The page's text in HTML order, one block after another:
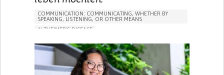
COMMUNICATION: COMMUNICATING, WHETHER BY
SPEAKING, LISTENING, OR OTHER MEANS
ALZHEIMER'S DISEASE
MEMORY LOSS
PROMOTING SELF-MANAGEMENT
MANAGING NEUROLOGICAL DISORDERS
CAREGIVING SUPPORT